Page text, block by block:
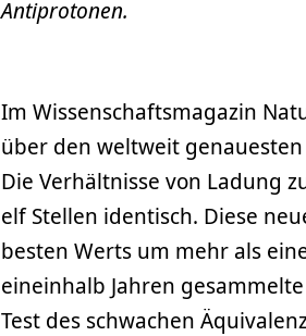
Antiprotonen.
Im Wissenschaftsmagazin
über den weltweit
Die Verhältnisse von Ladung
elf Stellen identisch. Diese
besten Werts um mehr als
eineinhalb Jahren
Test des schwachen